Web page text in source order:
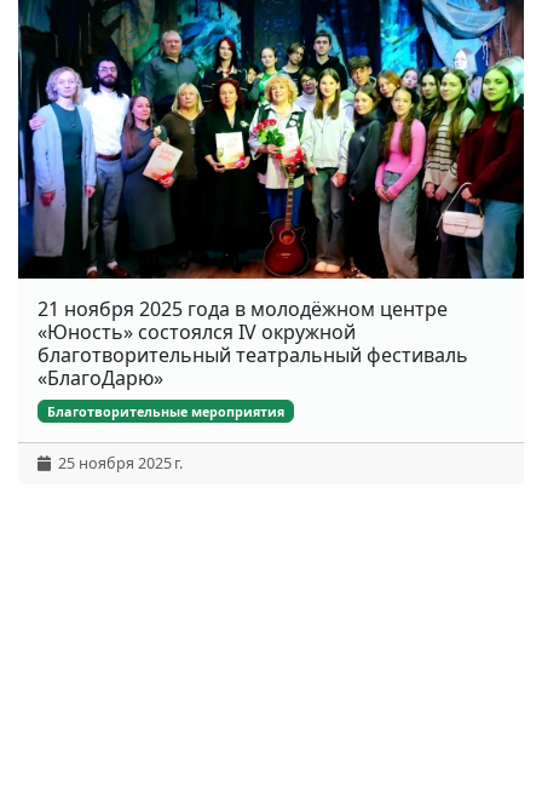
21 ноября 2025 года в молодёжном центре
«Юность» состоялся IV окружной
благотворительный театральный фестиваль
«БлагоДарю»
Благотворительные мероприятия
25 ноября 2025 г.